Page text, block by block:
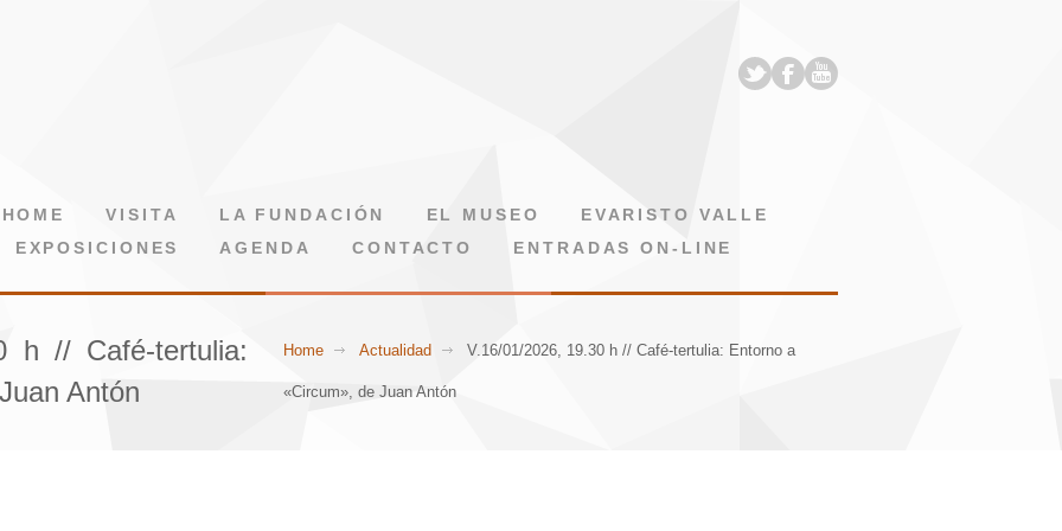
HOME VISITA LA FUNDACIÓN EL MUSEO
EVARISTO VALLE
EXPOSICIONES
AGENDA CONTACTO ENTRADAS ON-LINE
h // Café-tertulia:
Antón
Home Actualidad V.16/01/2026, 19.30 h // Café-tertulia: Entorno a
«Circum», de Juan Antón